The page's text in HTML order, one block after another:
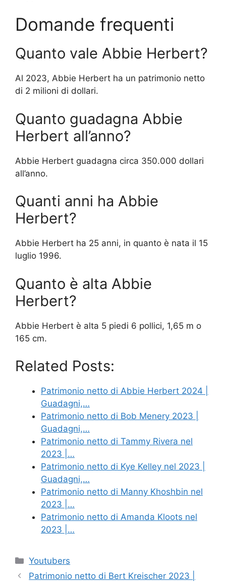
Domande frequenti
Quanto vale Abbie Herbert?
Al 2023, Abbie Herbert ha un patrimonio netto
di 2 milioni di dollari.
Quanto guadagna Abbie
Herbert all’anno?
Abbie Herbert guadagna circa 350.000 dollari
all’anno.
Quanti anni ha Abbie
Herbert?
Abbie Herbert ha 25 anni, in quanto è nata il 15
luglio 1996.
Quanto è alta Abbie
Herbert?
Abbie Herbert è alta 5 piedi 6 pollici, 1,65 m o
165 cm.
Related Posts:
Patrimonio netto di Abbie Herbert 2024 |
Guadagni,…
Patrimonio netto di Bob Menery 2023 |
Guadagni,…
Patrimonio netto di Tammy Rivera nel
2023 |…
Patrimonio netto di Kye Kelley nel 2023 |
Guadagni,…
Patrimonio netto di Manny Khoshbin nel
2023 |…
Patrimonio netto di Amanda Kloots nel
2023 |…
Categories
Youtubers
Patrimonio netto di Bert Kreischer 2023 |